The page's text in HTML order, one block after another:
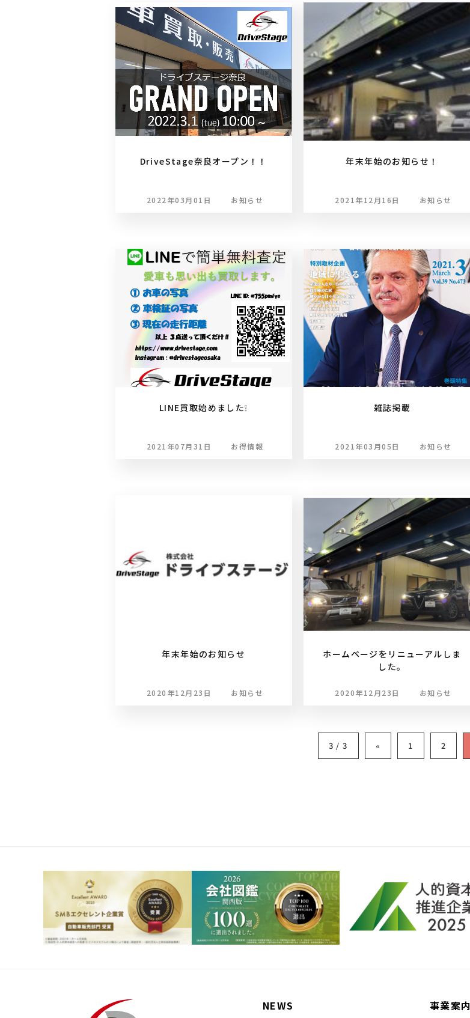
DriveStage奈良オープン！！
2022年03月01日 お知らせ
年末年始のお知らせ！
2021年12月16日 お知らせ
LINE買取始めました❕
2021年07月31日 お得情報
雑誌掲載
2021年03月05日 お知らせ
年末年始のお知らせ
2020年12月23日 お知らせ
ホームページをリニューアルしま
した。
2020年12月23日 お知らせ
3 / 3 « 1 2
NEWS 事業案内